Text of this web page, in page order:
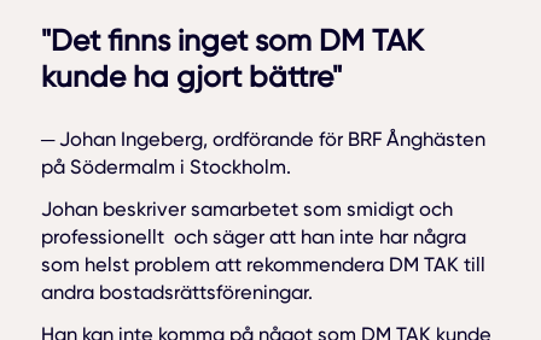
"Det finns inget som DM TAK
kunde ha gjort bättre"
─ Johan Ingeberg, ordförande för BRF Ånghästen
på Södermalm i Stockholm.
Johan beskriver samarbetet som smidigt och
professionellt och säger att han inte har några
som helst problem att rekommendera DM TAK till
andra bostadsrättsföreningar.
Han kan inte komma på något som DM TAK kunde